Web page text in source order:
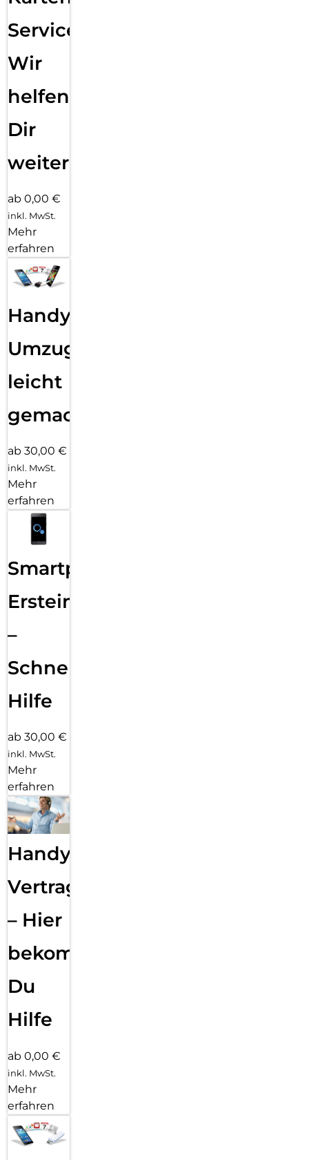
Service:
Wir
helfen
Dir
weiter
ab 0,00 €
inkl. MwSt.
Mehr
erfahren
Handy
Umzug
leicht
gemacht!
ab 30,00 €
inkl. MwSt.
Mehr
erfahren
Smartphone
Ersteinrichtung
–
Schnelle
Hilfe
ab 30,00 €
inkl. MwSt.
Mehr
erfahren
Handy
Vertragsabwicklung
– Hier
bekommst
Du
Hilfe
ab 0,00 €
inkl. MwSt.
Mehr
erfahren